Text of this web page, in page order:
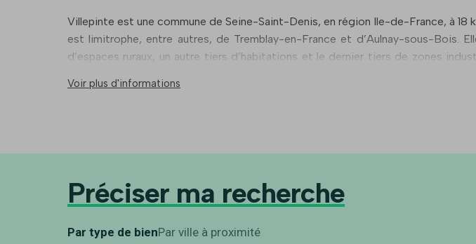
Villepinte est une commune de Seine-Saint-Denis, en région Ile-de-France, à
est limitrophe, entre autres, de Tremblay-en-France et d’Aulnay-sous-
d’espaces ruraux, un autre tiers d’habitations et le dernier tiers de zones
Voir plus d'informations
Préciser ma recherche
Par type de bienPar ville à proximité